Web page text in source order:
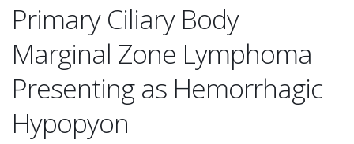
Primary Ciliary Body
Marginal Zone Lymphoma
Presenting as Hemorrhagic
Hypopyon